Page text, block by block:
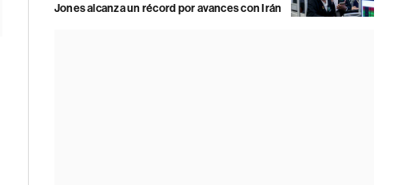
Jones alcanza un récord por avances con Irán